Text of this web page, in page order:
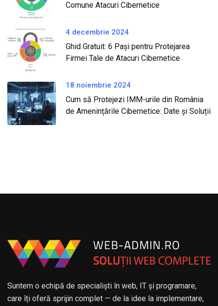
Comune Atacuri Cibernetice
4 decembrie 2024
Ghid Gratuit: 6 Pași pentru Protejarea
Firmei Tale de Atacuri Cibernetice
18 noiembrie 2024
Cum să Protejezi IMM-urile din România
de Amenințările Cibernetice: Date și Soluții
Suntem o echipă de specialiști în web, IT și programare,
care îți oferă sprijin complet — de la idee la implementare,